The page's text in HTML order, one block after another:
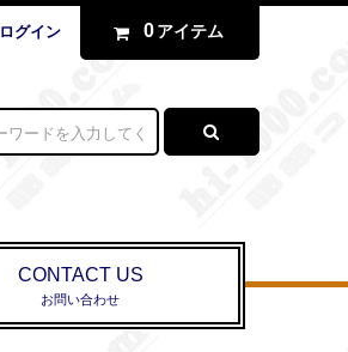
ログイン 0 アイテム
CONTACT US
お問い合わせ